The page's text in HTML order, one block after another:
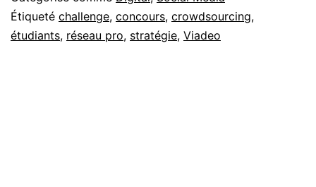
Étiqueté challenge, concours, crowdsourcing,
étudiants, réseau pro, stratégie, Viadeo